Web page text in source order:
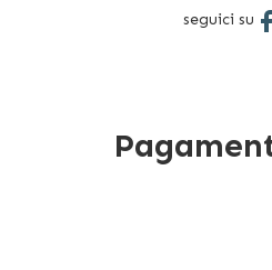
seguici su